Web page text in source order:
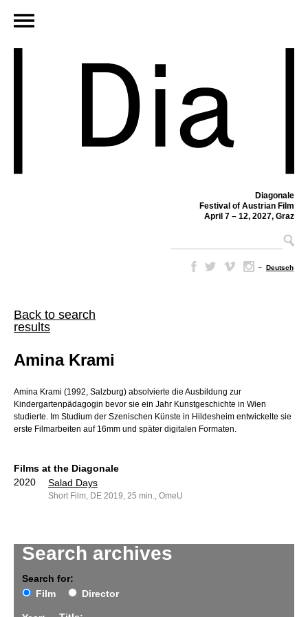
Diagonale
Festival of Austrian Film
April 7 – 12, 2027, Graz
– Deutsch
Back to search
results
Search archives
Search for:
Film
Director
Amina Krami
Amina Krami (1992, Salzburg) absolvierte die Ausbildung zur
Kindergartenpädagogin bevor sie ein Jahr Kunstgeschichte in Wien
studierte. Im Studium der Szenischen Künste in Hildesheim entwickelte sie
erste Filmarbeiten auf 16mm und später digitalen Formaten.
Films at the Diagonale
2020
Salad Days
Short Film, DE 2019, 25 min., OmeU